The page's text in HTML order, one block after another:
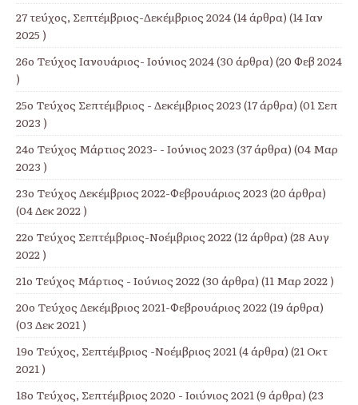
27 τεύχος, Σεπτέμβριος-Δεκέμβριος 2024(14 άρθρα) (14 Ιαν
2025 )
26ο Τεύχος Ιανουάριος- Ιούνιος 2024(30 άρθρα) (20 Φεβ 2024
)
25ο Τεύχος Σεπτέμβριος - Δεκέμβριος 2023 (17 άρθρα) (01 Σεπ
2023 )
24ο Τεύχος Μάρτιος 2023- - Ιούνιος 2023 (37 άρθρα) (04 Μαρ
2023 )
23ο Τεύχος Δεκέμβριος 2022-Φεβρουάριος 2023 (20 άρθρα)
(04 Δεκ 2022 )
22ο Τεύχος Σεπτέμβριος-Νοέμβριος 2022(12 άρθρα) (28 Αυγ
2022 )
21ο Τεύχος Μάρτιος - Ιούνιος 2022(30 άρθρα) (11 Μαρ 2022 )
20ο Τεύχος Δεκέμβριος 2021-Φεβρουάριος 2022(19 άρθρα)
(03 Δεκ 2021 )
19ο Τεύχος, Σεπτέμβριος -Νοέμβριος 2021(4 άρθρα) (21 Οκτ
2021 )
18ο Τεύχος, Σεπτέμβριος 2020 - Ιοιύνιος 2021(9 άρθρα) (23